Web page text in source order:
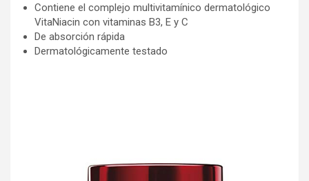
Contiene el complejo multivitamínico dermatológico
VitaNiacin con vitaminas B3, E y C
De absorción rápida
Dermatológicamente testado